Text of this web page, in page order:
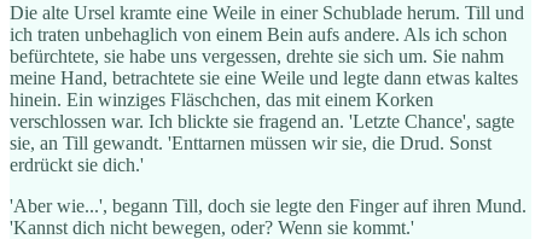
Die alte Ursel kramte eine Weile in einer Schublade herum. Till und
ich traten unbehaglich von einem Bein aufs andere. Als ich schon
befürchtete, sie habe uns vergessen, drehte sie sich um. Sie nahm
meine Hand, betrachtete sie eine Weile und legte dann etwas kaltes
hinein. Ein winziges Fläschchen, das mit einem Korken
verschlossen war. Ich blickte sie fragend an. 'Letzte Chance', sagte
sie, an Till gewandt. 'Enttarnen müssen wir sie, die Drud. Sonst
erdrückt sie dich.'
'Aber wie...', begann Till, doch sie legte den Finger auf ihren Mund.
'Kannst dich nicht bewegen, oder? Wenn sie kommt.'